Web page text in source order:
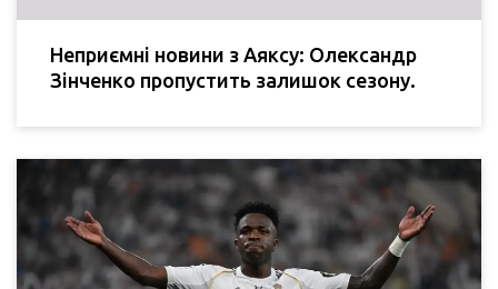
Неприємні новини з Аяксу: Олександр
Зінченко пропустить залишок сезону.